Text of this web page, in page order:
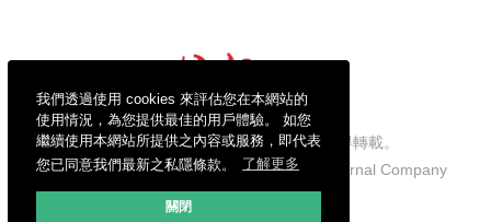
我們透過使用 cookies 來評估您在本網站的
使用情況，為您提供最佳的用戶體驗。 如您
繼續使用本網站所提供之內容或服務，即代表
您已同意我們最新之私隱條款。
了解更多
關閉
信報財經新聞有限公司版權所有，不得轉載。
Copyright © 2026 Hong Kong Economic Journal Company
Limited. All rights reserved.